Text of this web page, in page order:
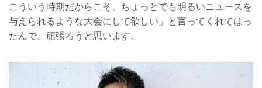
こういう時期だからこそ、ちょっとでも明るいニュースを
与えられるような大会にして欲しい」と言ってくれてはっ
たんで、頑張ろうと思います。